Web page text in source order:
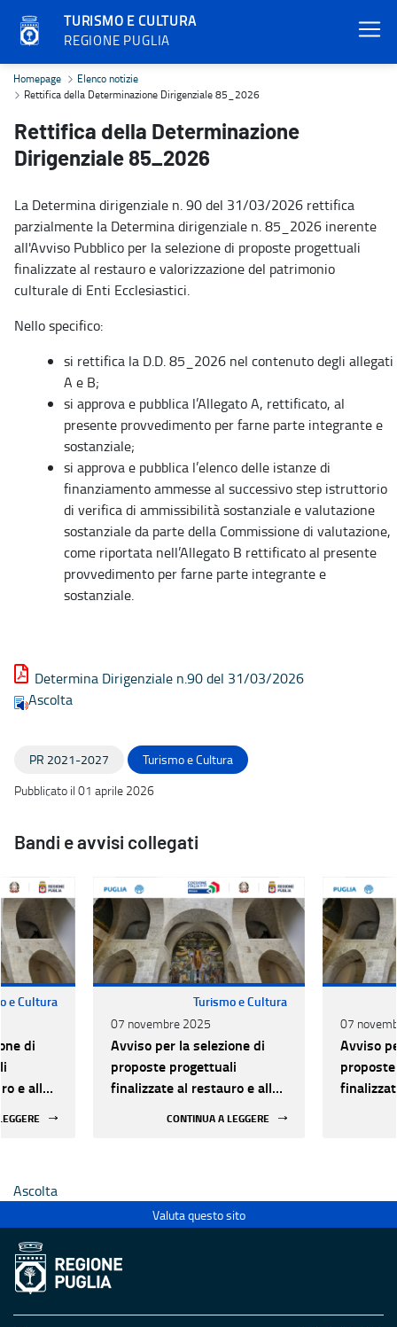
TURISMO E CULTURA
REGIONE PUGLIA
Rettifica della Determinazione Dirigenziale 85_2026 - Turismo e
Homepage
Elenco notizie
Rettifica della Determinazione Dirigenziale 85_2026
Rettifica della Determinazione
Dirigenziale 85_2026
La Determina dirigenziale n. 90 del 31/03/2026 rettifica
parzialmente la Determina dirigenziale n. 85_2026 inerente
all'Avviso Pubblico per la selezione di proposte progettuali
finalizzate al restauro e valorizzazione del patrimonio
culturale di Enti Ecclesiastici.
Nello specifico:
si rettifica la D.D. 85_2026 nel contenuto degli allegati
A e B;
si approva e pubblica l’Allegato A, rettificato, al
presente provvedimento per farne parte integrante e
sostanziale;
si approva e pubblica l’elenco delle istanze di
finanziamento ammesse al successivo step istruttorio
di verifica di ammissibilità sostanziale e valutazione
sostanziale da parte della Commissione di valutazione,
come riportata nell’Allegato B rettificato al presente
provvedimento per farne parte integrante e
sostanziale.
Determina Dirigenziale n.90 del 31/03/2026
Ascolta
PR 2021-2027
Turismo e Cultura
Pubblicato il 01 aprile 2026
Bandi e avvisi collegati
e Cultura
di
e alla
Turismo e Cultura
07 novembre 2025
Avviso per la selezione di
proposte progettuali
finalizzate al restauro e alla
CONTINUA A LEGGERE
07
Avviso
Ascolta
Valuta questo sito